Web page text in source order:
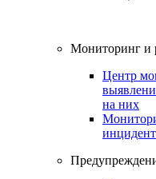
Мониторинг и
Центр
на них